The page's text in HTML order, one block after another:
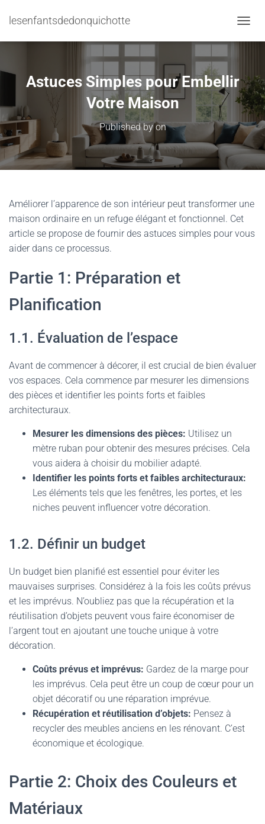
lesenfantsdedonquichotte
Astuces Simples pour Embellir
Votre Maison
Published byon
Améliorer l’apparence de son intérieur peut transformer une
maison ordinaire en un refuge élégant et fonctionnel. Cet
article se propose de fournir des astuces simples pour vous
aider dans ce processus.
Partie 1: Préparation et
Planification
1.1. Évaluation de l’espace
Avant de commencer à décorer, il est crucial de bien évaluer
vos espaces. Cela commence par mesurer les dimensions
des pièces et identifier les points forts et faibles
architecturaux.
Mesurer les dimensions des pièces: Utilisez un
mètre ruban pour obtenir des mesures précises. Cela
vous aidera à choisir du mobilier adapté.
Identifier les points forts et faibles architecturaux:
Les éléments tels que les fenêtres, les portes, et les
niches peuvent influencer votre décoration.
1.2. Définir un budget
Un budget bien planifié est essentiel pour éviter les
mauvaises surprises. Considérez à la fois les coûts prévus
et les imprévus. N’oubliez pas que la récupération et la
réutilisation d’objets peuvent vous faire économiser de
l’argent tout en ajoutant une touche unique à votre
décoration.
Coûts prévus et imprévus: Gardez de la marge pour
les imprévus. Cela peut être un coup de cœur pour un
objet décoratif ou une réparation imprévue.
Récupération et réutilisation d’objets: Pensez à
recycler des meubles anciens en les rénovant. C’est
économique et écologique.
Partie 2: Choix des Couleurs et
Matériaux